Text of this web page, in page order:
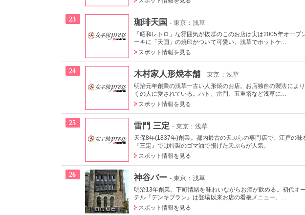
23 珈琲天国 - 東京：浅草
「昭和レトロ」な雰囲気が抜群のこのお店は実は2005年オー
ーキに「天国」の焼印がついて可愛い。浅草でホットケ...
スポット情報を見る
24 木村家人形焼本舗 - 東京：浅草
明治元年創業の浅草一古い人形焼のお店。お店独自の製法によ
くの人に愛されている。ハト、雷門、五重塔など浅草に...
スポット情報を見る
25 雷門 三定 - 東京：浅草
天保8年(1837年)創業。都内最古の天ぷらの専門店で、江戸の
『三定』では特製のゴマ油で揚げた天ぷらが人気。
スポット情報を見る
26 神谷バー - 東京：浅草
明治13年創業。下町情緒を味わいながらお酒が飲める。初代オ
テル『デンキブラン』は登場以来お店の看板メニュー。...
スポット情報を見る